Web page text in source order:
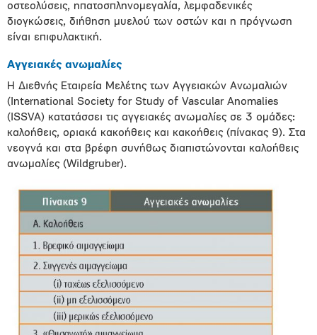
οστεολύσεις, ηπατοσπληνομεγαλία, λεμφαδενικές
διογκώσεις, διήθηση μυελού των οστών και η πρόγνωση
είναι επιφυλακτική.
Αγγειακές ανωμαλίες
H Διεθνής Εταιρεία Μελέτης των Αγγειακών Ανωμαλιών
(International Society for Study of Vascular Anomalies
(ISSVA) κατατάσσει τις αγγειακές ανωμαλίες σε 3 ομάδες:
καλοήθεις, οριακά κακοήθεις και κακοήθεις (πίνακας 9). Στα
νεογνά και στα βρέφη συνήθως διαπιστώνονται καλοήθεις
ανωμαλίες (Wildgruber).